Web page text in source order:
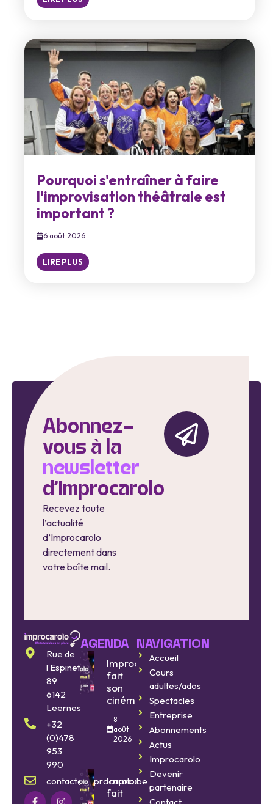
Pourquoi s'entraîner à faire
l'improvisation théâtrale est
important ?
6 août 2026
LIRE PLUS
Abonnez-
vous à la
newsletter
d'Improcarolo
Recevez toute
l’actualité
d’Improcarolo
directement dans
votre boîte mail.
Rue de
l’Espinette
89
6142
Leernes
+32
(0)478
953
990
contact@improcarolo.be
AGENDA
Improcarolo
fait
son
cinéma
8
août
2026
Improcarolo
fait
NAVIGATION
Accueil
Cours
adultes/ados
Spectacles
Entreprise
Abonnements
Actus
Improcarolo
Devenir
partenaire